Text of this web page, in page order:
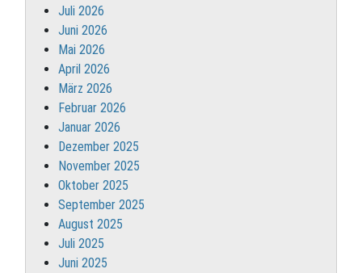
Juli 2026
Juni 2026
Mai 2026
April 2026
März 2026
Februar 2026
Januar 2026
Dezember 2025
November 2025
Oktober 2025
September 2025
August 2025
Juli 2025
Juni 2025